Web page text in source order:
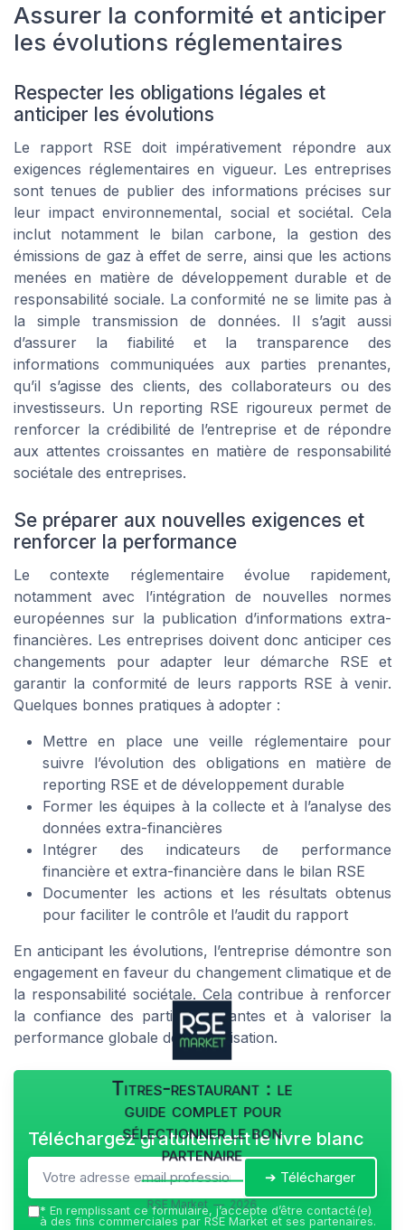
Assurer la conformité et anticiper
les évolutions réglementaires
Respecter les obligations légales et
anticiper les évolutions
Le rapport RSE doit impérativement répondre aux
exigences réglementaires en vigueur. Les entreprises
sont tenues de publier des informations précises sur
leur impact environnemental, social et sociétal. Cela
inclut notamment le bilan carbone, la gestion des
émissions de gaz à effet de serre, ainsi que les actions
menées en matière de développement durable et de
responsabilité sociale. La conformité ne se limite pas à
la simple transmission de données. Il s’agit aussi
d’assurer la fiabilité et la transparence des
informations communiquées aux parties prenantes,
qu’il s’agisse des clients, des collaborateurs ou des
investisseurs. Un reporting RSE rigoureux permet de
renforcer la crédibilité de l’entreprise et de répondre
aux attentes croissantes en matière de responsabilité
sociétale des entreprises.
Se préparer aux nouvelles exigences et
renforcer la performance
Le contexte réglementaire évolue rapidement,
notamment avec l’intégration de nouvelles normes
européennes sur la publication d’informations extra-
financières. Les entreprises doivent donc anticiper ces
changements pour adapter leur démarche RSE et
garantir la conformité de leurs rapports RSE à venir.
Quelques bonnes pratiques à adopter :
Mettre en place une veille réglementaire pour
suivre l’évolution des obligations en matière de
reporting RSE et de développement durable
Former les équipes à la collecte et à l’analyse des
données extra-financières
Intégrer des indicateurs de performance
financière et extra-financière dans le bilan RSE
Documenter les actions et les résultats obtenus
pour faciliter le contrôle et l’audit du rapport
En anticipant les évolutions, l’entreprise démontre son
engagement en faveur du changement climatique et de
la responsabilité sociétale. Cela contribue à renforcer
la confiance des parties prenantes et à valoriser la
performance globale de l’organisation.
Titres-restaurant : le
guide complet pour
sélectionner le bon
partenaire
RSE Market — 2026
Téléchargez gratuitement le livre blanc
➔ Télécharger
* En remplissant ce formulaire, j’accepte d’être contacté(e)
à des fins commerciales par RSE Market et ses partenaires.